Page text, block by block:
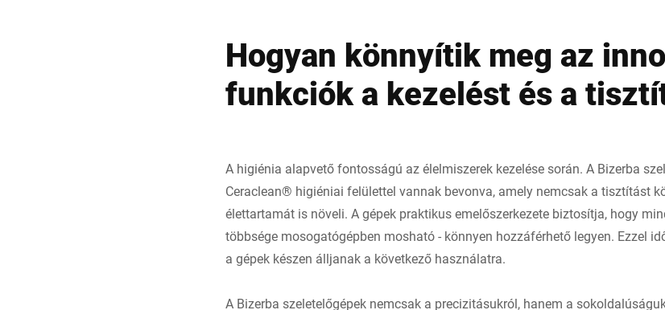
Hogyan könnyítik meg az
funkciók a kezelést és a
A higiénia alapvető fontosságú az élelmiszerek kezelése során. A Bizerba
Ceraclean® higiéniai felülettel vannak bevonva, amely nemcsak a tisztítást
élettartamát is növeli. A gépek praktikus emelőszerkezete biztosítja, hogy
többsége mosogatógépben mosható - könnyen hozzáférhető legyen. Ezzel
a gépek készen álljanak a következő használatra.
A Bizerba szeletelőgépek nemcsak a precizitásukról, hanem a